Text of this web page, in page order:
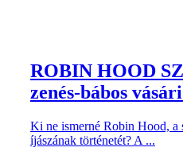
ROBIN HOOD
zenés-bábos
Ki ne ismerné Robin Hood, a
íjászának történetét? A ...